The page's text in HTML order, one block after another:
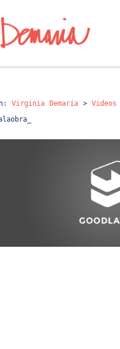
Virginia Demaría > Videos